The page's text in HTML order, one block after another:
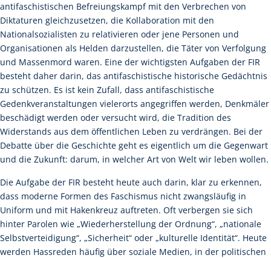
antifaschistischen Befreiungskampf mit den Verbrechen von
Diktaturen gleichzusetzen, die Kollaboration mit den
Nationalsozialisten zu relativieren oder jene Personen und
Organisationen als Helden darzustellen, die Täter von Verfolgung
und Massenmord waren. Eine der wichtigsten Aufgaben der FIR
besteht daher darin, das antifaschistische historische Gedächtnis
zu schützen. Es ist kein Zufall, dass antifaschistische
Gedenkveranstaltungen vielerorts angegriffen werden, Denkmäler
beschädigt werden oder versucht wird, die Tradition des
Widerstands aus dem öffentlichen Leben zu verdrängen. Bei der
Debatte über die Geschichte geht es eigentlich um die Gegenwart
und die Zukunft: darum, in welcher Art von Welt wir leben wollen.
Die Aufgabe der FIR besteht heute auch darin, klar zu erkennen,
dass moderne Formen des Faschismus nicht zwangsläufig in
Uniform und mit Hakenkreuz auftreten. Oft verbergen sie sich
hinter Parolen wie „Wiederherstellung der Ordnung“, „nationale
Selbstverteidigung“, „Sicherheit“ oder „kulturelle Identität“. Heute
werden Hassreden häufig über soziale Medien, in der politischen